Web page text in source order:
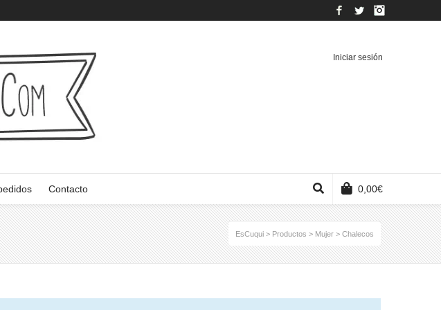
Facebook
Twitter
Iniciar sesión
Contacto 0,00€
EsCuqui > Productos > Mujer > Chalecos